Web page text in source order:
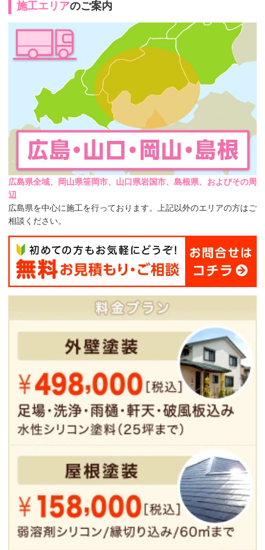
施工エリアのご案内
広島県全域、岡山県笹岡市、山口県岩国市、島根県、およびその周
辺
広島県を中心に施工を行っております。上記以外のエリアの方はご
相談ください。